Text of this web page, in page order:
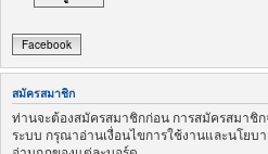
Facebook
สมัครสมาชิก
ท่านจะต้องสมัครสมาชิกก่อน การสมัครสมาชิ
ระบบ กรุณาอ่านเงื่อนไขการใช้งานและนโย